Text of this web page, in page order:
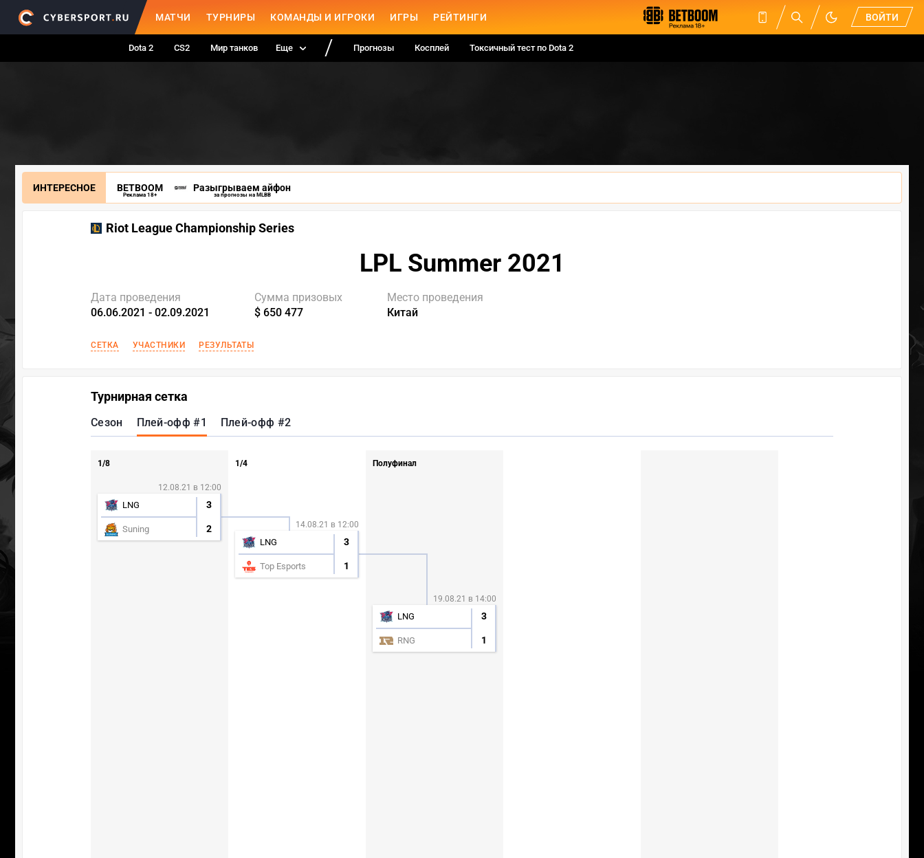
МАТЧИ ТУРНИРЫ КОМАНДЫ И ИГРОКИ ИГРЫ РЕЙТИНГИ ВОЙТИ
Dota 2 CS2 Мир танков Еще Прогнозы Косплей Токсичный тест по Dota 2
ИНТЕРЕСНОЕ BETBOOM
Реклама 18+
Разыгрываем айфон
за прогнозы на MLBB
Riot League Championship Series
LPL Summer 2021
Дата проведения
06.06.2021 - 02.09.2021
Сумма призовых
$ 650 477
Место проведения
Китай
СЕТКА УЧАСТНИКИ РЕЗУЛЬТАТЫ
Турнирная сетка
Сезон Плей-офф #1 Плей-офф #2
1/8
12.08.21 в 12:00
LNG 3
Suning 2
1/4
14.08.21 в 12:00
LNG 3
Top Esports 1
Полуфинал
19.08.21 в 14:00
LNG 3
RNG 1